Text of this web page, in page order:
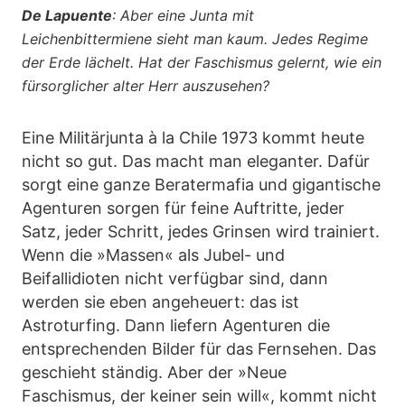
De Lapuente: Aber eine Junta mit
Leichenbittermiene sieht man kaum. Jedes Regime
der Erde lächelt. Hat der Faschismus gelernt, wie ein
fürsorglicher alter Herr auszusehen?
Eine Militärjunta à la Chile 1973 kommt heute
nicht so gut. Das macht man eleganter. Dafür
sorgt eine ganze Beratermafia und gigantische
Agenturen sorgen für feine Auftritte, jeder
Satz, jeder Schritt, jedes Grinsen wird trainiert.
Wenn die »Massen« als Jubel- und
Beifallidioten nicht verfügbar sind, dann
werden sie eben angeheuert: das ist
Astroturfing. Dann liefern Agenturen die
entsprechenden Bilder für das Fernsehen. Das
geschieht ständig. Aber der »Neue
Faschismus, der keiner sein will«, kommt nicht